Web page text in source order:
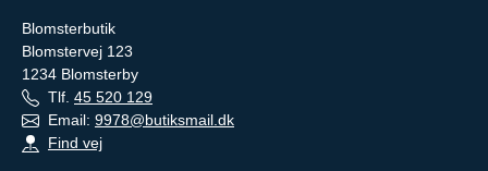
Blomsterbutik
Blomstervej 123
1234 Blomsterby
Tlf. 45 520 129
Email: 9978@butiksmail.dk
Find vej